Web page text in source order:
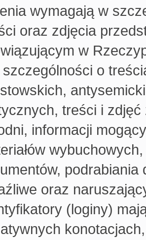
wymagają w
oraz zdjęcia
w
szczególności o
treści i
informacji
podrabiania
oraz
(loginy)